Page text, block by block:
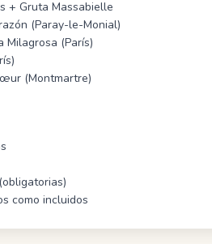
+ Gruta Massabielle
(Paray-le-Monial)
Milagrosa (París)
(Montmartre)
como incluidos